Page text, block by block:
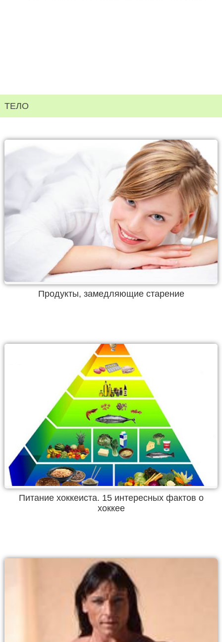
ТЕЛО
Продукты, замедляющие старение
Питание хоккеиста. 15 интересных фактов о
хоккее